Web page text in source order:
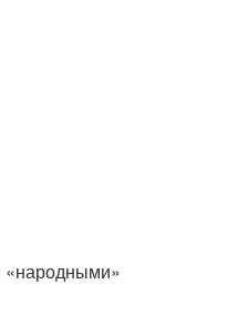
«народными»